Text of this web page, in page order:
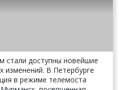
медведей и объектов
сверхлегкого
Карского моря в
конфликтных ситуаций
стали доступны новейшие
изменений. В Петербурге
в режиме телемоста